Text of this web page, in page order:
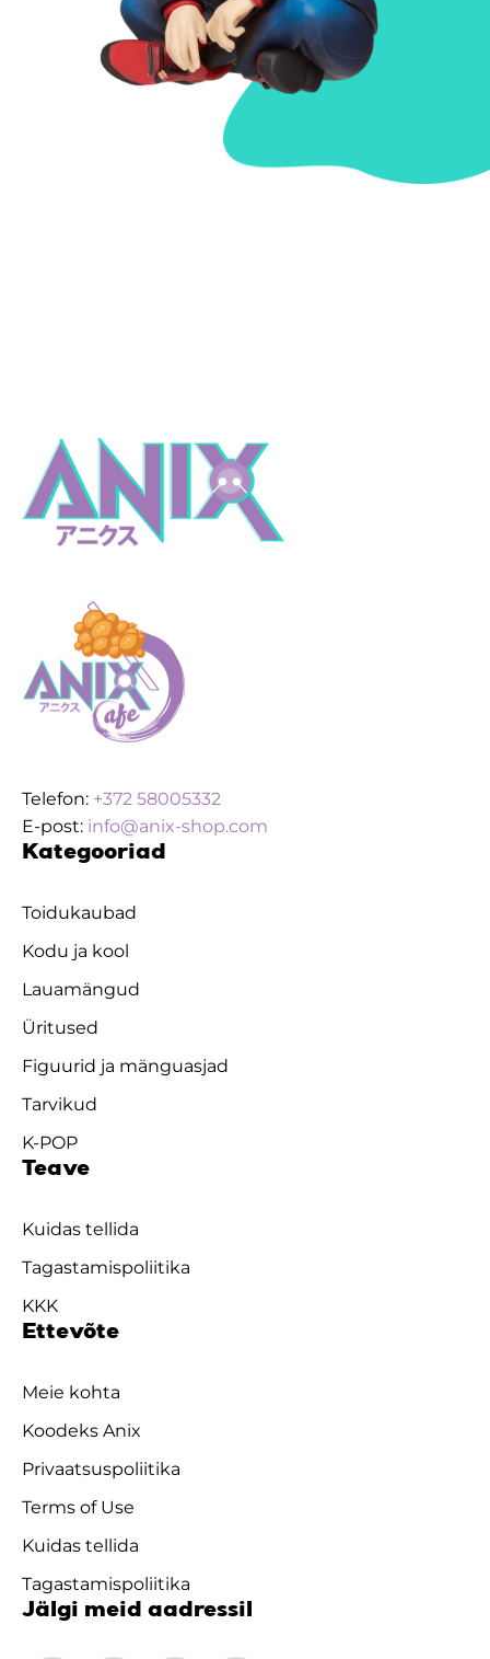
Telefon: +372 58005332
E-post: info@anix-shop.com
Kategooriad
Toidukaubad
Kodu ja kool
Lauamängud
Üritused
Figuurid ja mänguasjad
Tarvikud
K-POP
Teave
Kuidas tellida
Tagastamispoliitika
KKK
Ettevõte
Meie kohta
Koodeks Anix
Privaatsuspoliitika
Terms of Use
Kuidas tellida
Tagastamispoliitika
Jälgi meid aadressil